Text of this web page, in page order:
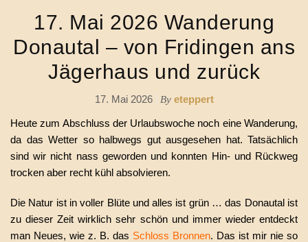
17. Mai 2026 Wanderung
Donautal – von Fridingen ans
Jägerhaus und zurück
17. Mai 2026 By eteppert
Heute zum Abschluss der Urlaubswoche noch eine Wanderung,
da das Wetter so halbwegs gut ausgesehen hat. Tatsächlich
sind wir nicht nass geworden und konnten Hin- und Rückweg
trocken aber recht kühl absolvieren.
Die Natur ist in voller Blüte und alles ist grün … das Donautal ist
zu dieser Zeit wirklich sehr schön und immer wieder entdeckt
man Neues, wie z. B. das Schloss Bronnen. Das ist mir nie so